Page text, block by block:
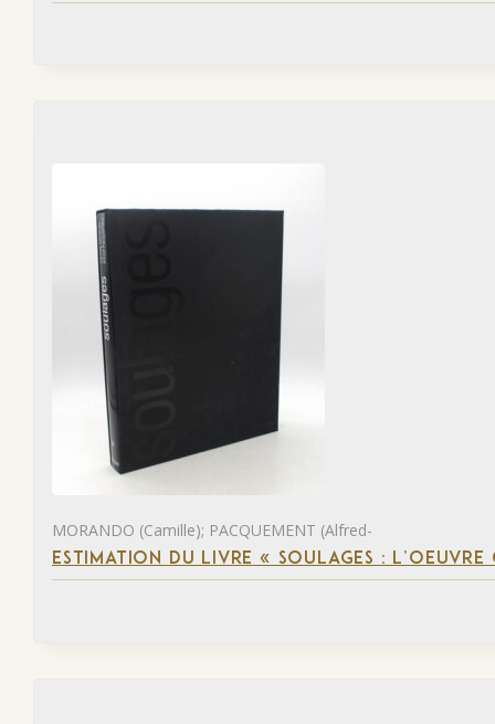
MORANDO (Camille); PACQUEMENT (Alfred-
ESTIMATION DU LIVRE « SOULAGES :